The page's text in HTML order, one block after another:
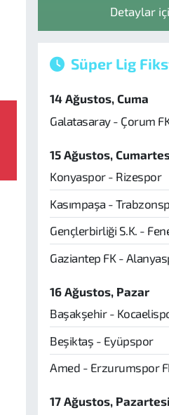
Detaylar
Süper Lig
14 Ağustos, Cuma
Galatasaray - Çorum
15 Ağustos,
Konyaspor - Rizespor
Kasımpaşa -
Gençlerbirliği S.K. -
Gaziantep FK -
16 Ağustos, Pazar
Başakşehir -
Beşiktaş - Eyüpspor
Amed - Erzurumspor
17 Ağustos, Pazartesi